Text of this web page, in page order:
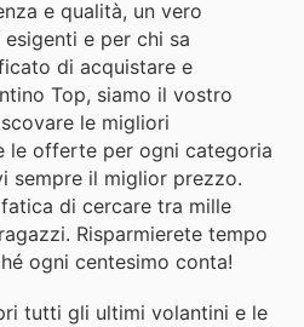
e qualità, un vero
e per chi sa
di acquistare e
Top, siamo il vostro
le migliori
le offerte per ogni categoria
sempre il miglior prezzo.
di cercare tra mille
Risparmierete tempo
ogni centesimo conta!
tutti gli ultimi volantini e le